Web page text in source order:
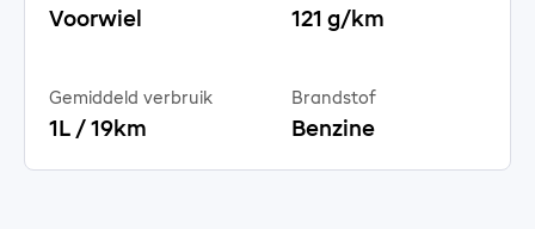
Voorwiel 121 g/km
Gemiddeld verbruik
1L / 19km
Brandstof
Benzine